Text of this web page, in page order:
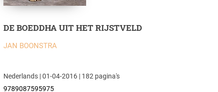
DE BOEDDHA UIT HET RIJSTVELD
JAN BOONSTRA
Nederlands | 01-04-2016 | 182 pagina's
9789087595975